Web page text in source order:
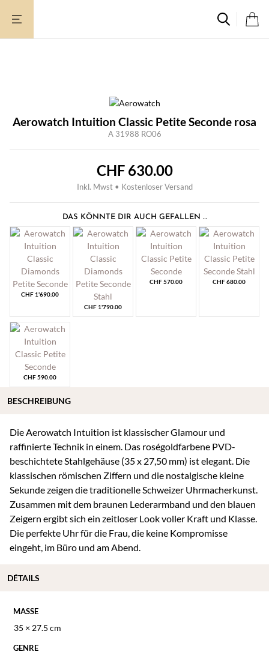
Inhalt
Aerowatch Intuition Classic Petite Seconde rosa
A 31988 RO06
CHF630.00
Inkl. Mwst • Kostenloser Versand
DAS KÖNNTE DIR AUCH GEFALLEN …
CHF 1'690.00
CHF 1'790.00
CHF570.00 CHF680.00
CHF590.00
Die Aerowatch Intuition ist klassischer Glamour und
raffinierte Technik in einem. Das roségoldfarbene PVD-
beschichtete Stahlgehäuse (35 x 27,50 mm) ist elegant. Die
klassischen römischen Ziffern und die nostalgische kleine
Sekunde zeigen die traditionelle Schweizer Uhrmacherkunst.
Zusammen mit dem braunen Lederarmband und den blauen
Zeigern ergibt sich ein zeitloser Look voller Kraft und Klasse.
Die perfekte Uhr für die Frau, die keine Kompromisse
eingeht, im Büro und am Abend.
MASSE
35 × 27.5 cm
GENRE
BESCHREIBUNG
DÉTAILS